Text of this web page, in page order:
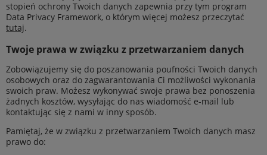
stopień ochrony Twoich danych zapewnia przy tym program
Data Privacy Framework, o którym więcej możesz przeczytać
tutaj.
Twoje prawa w związku z przetwarzaniem danych
Zobowiązujemy się do poszanowania poufności Twoich danych
osobowych oraz do zagwarantowania Ci możliwości wykonania
swoich praw. Możesz wykonywać swoje prawa bez ponoszenia
żadnych kosztów, wysyłając do nas wiadomość e-mail lub
kontaktując się z nami w inny sposób.
Pamiętaj, że w związku z przetwarzaniem Twoich danych masz
prawo do: